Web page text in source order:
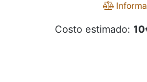
Costo estimado: 10